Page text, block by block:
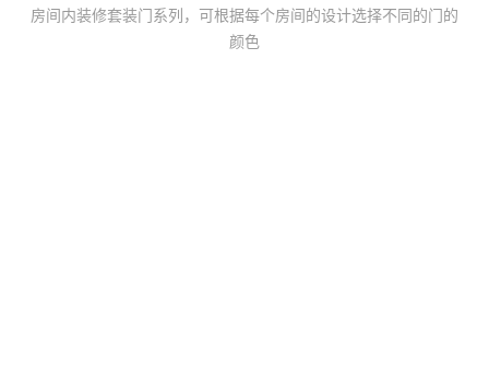
房间内装修套装门系列，可根据每个房间的设计选择不同的门的
颜色